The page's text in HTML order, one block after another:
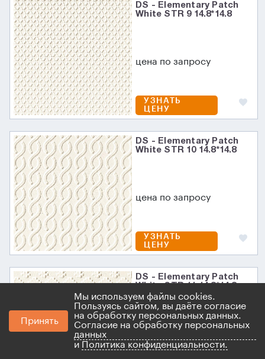
DS - Elementary Patch
White STR 9 14.8*14.8
цена по запросу
УЗНАТЬ
ЦЕНУ
DS - Elementary Patch
White STR 10 14.8*14.8
цена по запросу
УЗНАТЬ
ЦЕНУ
DS - Elementary Patch
Принять
Мы используем файлы cookies.
Пользуясь сайтом, вы даёте согласие
на обработку персональных данных.
Согласие на обработку персональных
данных
и Политика конфиденциальности.